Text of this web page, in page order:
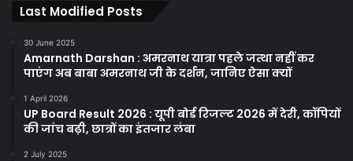
Last Modified Posts
30 June 2025
Amarnath Darshan : अमरनाथ यात्रा पहले जत्था नहीं कर
पाएंग अब बाबा अमरनाथ जी के दर्शन, जानिए ऐसा क्यों
1 April 2026
UP Board Result 2026 : यूपी बोर्ड रिजल्ट 2026 में देरी, कॉपियों
की जांच बढ़ी, छात्रों का इंतजार लंबा
2 July 2025